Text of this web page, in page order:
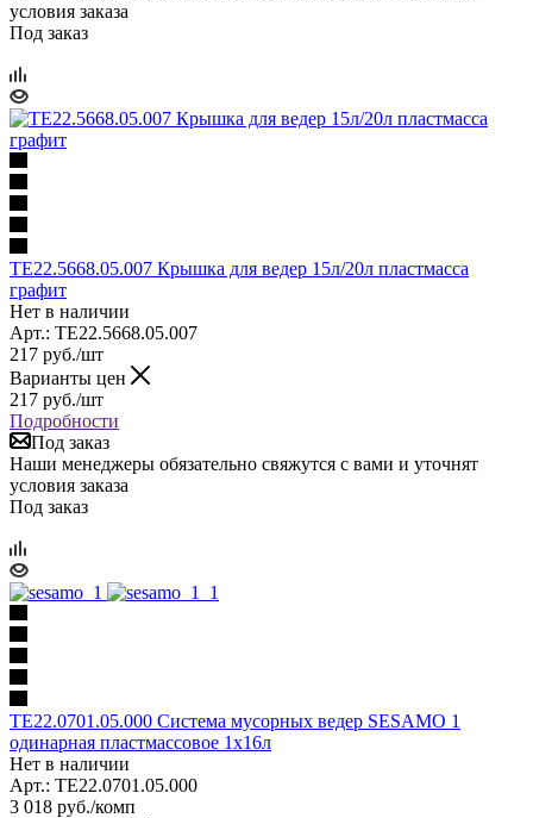
условия заказа
Под заказ
TE22.5668.05.007 Крышка для ведер 15л/20л пластмасса
графит
Нет в наличии
Арт.: TE22.5668.05.007
217 руб./шт
Варианты цен
217 руб./шт
Подробности
Под заказ
Наши менеджеры обязательно свяжутся с вами и уточнят
условия заказа
Под заказ
TE22.0701.05.000 Система мусорных ведер SESAMO 1
одинарная пластмассовое 1x16л
Нет в наличии
Арт.: TE22.0701.05.000
3 018 руб./комп